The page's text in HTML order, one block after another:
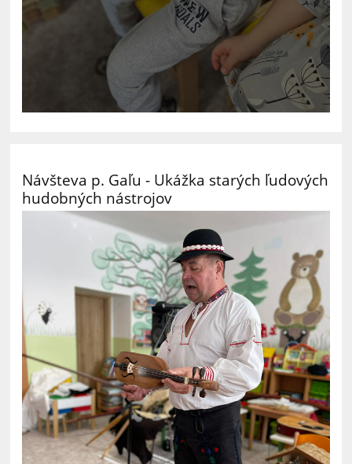
Návšteva p. Gaľu - Ukážka starých ľudových
hudobných nástrojov